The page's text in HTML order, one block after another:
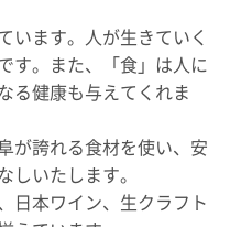
います。人が生きていく
す。また、「食」は人に
る健康も与えてくれま
が誇れる食材を使い、安
しいたします。
日本ワイン、生クラフト